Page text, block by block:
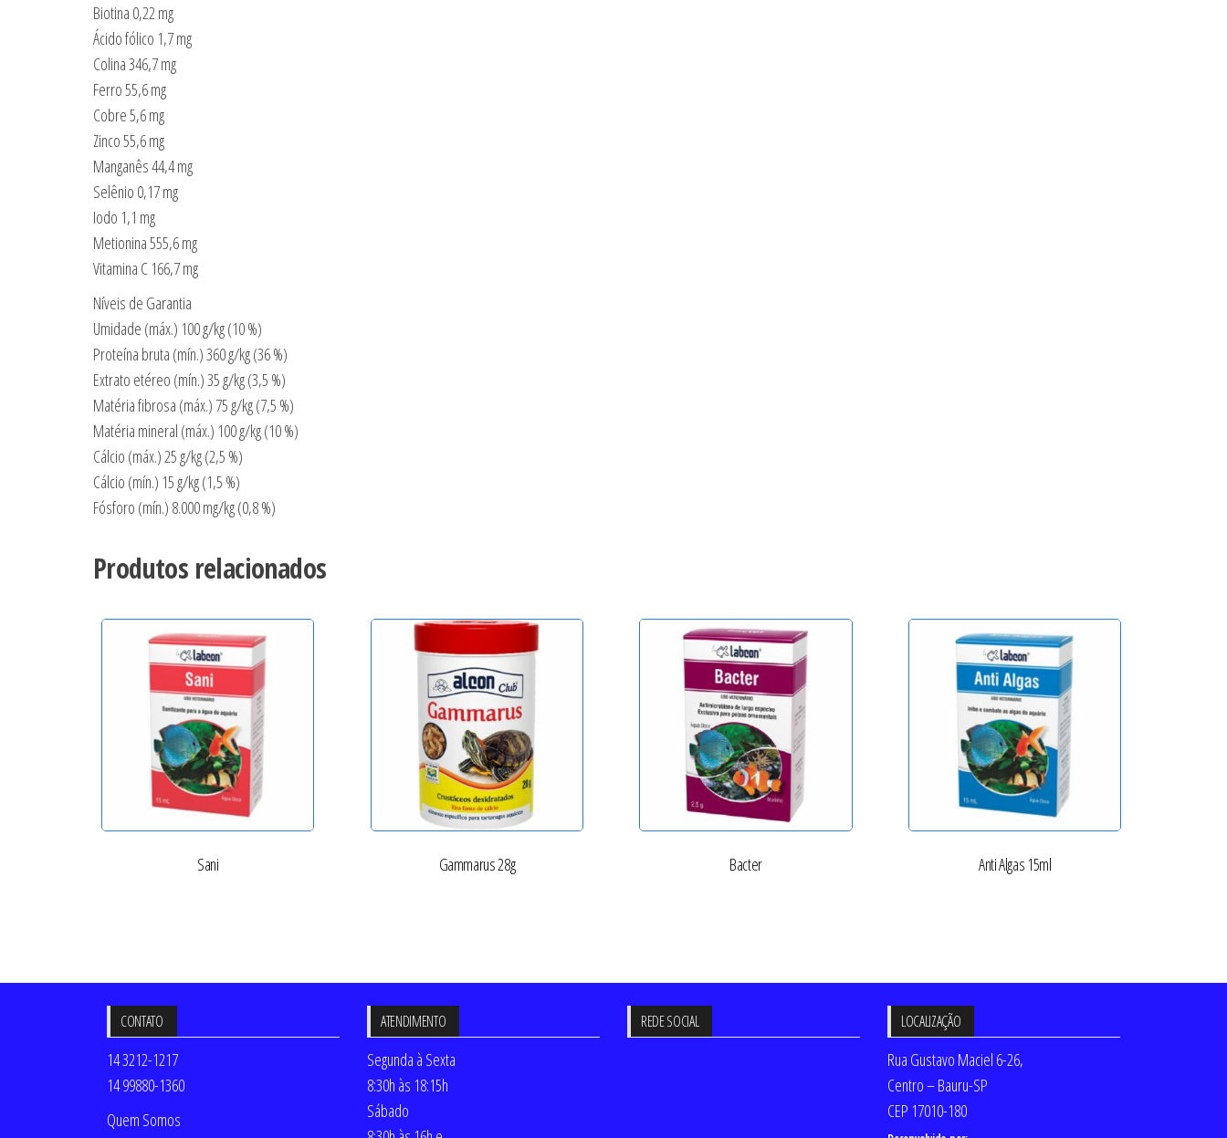
Biotina 0,22 mg
Ácido fólico 1,7 mg
Colina 346,7 mg
Ferro 55,6 mg
Cobre 5,6 mg
Zinco 55,6 mg
Manganês 44,4 mg
Selênio 0,17 mg
Iodo 1,1 mg
Metionina 555,6 mg
Vitamina C 166,7 mg
Níveis de Garantia
Umidade (máx.) 100 g/kg (10 %)
Proteína bruta (mín.) 360 g/kg (36 %)
Extrato etéreo (mín.) 35 g/kg (3,5 %)
Matéria fibrosa (máx.) 75 g/kg (7,5 %)
Matéria mineral (máx.) 100 g/kg (10 %)
Cálcio (máx.) 25 g/kg (2,5 %)
Cálcio (mín.) 15 g/kg (1,5 %)
Fósforo (mín.) 8.000 mg/kg (0,8 %)
Produtos relacionados
Sani Gammarus 28g Bacter Anti Algas 15ml
CONTATO
14 3212-1217
14 99880-1360
Quem Somos
ATENDIMENTO
Segunda à Sexta
8:30h às 18:15h
Sábado
REDE SOCIAL LOCALIZAÇÃO
Rua Gustavo Maciel 6-26,
Centro – Bauru-SP
CEP 17010-180